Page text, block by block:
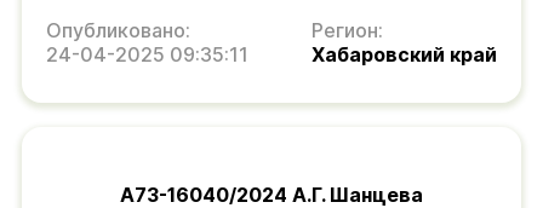
Опубликовано:
24-04-2025 09:35:11
Регион:
Хабаровский край
А73-16040/2024 А.Г. Шанцева